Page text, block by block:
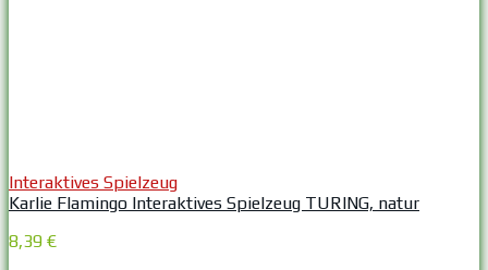
Interaktives Spielzeug
Karlie Flamingo Interaktives Spielzeug TURING, natur
8,39 €